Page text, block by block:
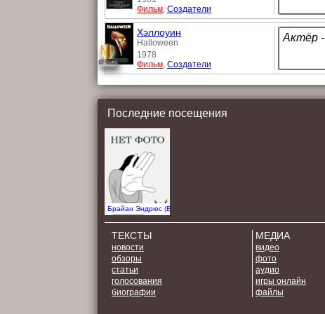
Фильм, Создатели
Хэллоуин
Halloween
1978
Фильм, Создатели
Актёр -
Последние посещения
Брайан Эндрюс (Brian Andrews) (1966) - Персонa
ТЕКСТЫ
новости
обзоры
статьи
голосования
биографии
МЕДИА
видео
фото
аудио
игры онлайн
файлы